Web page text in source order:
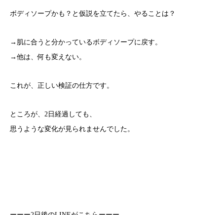
ボディソープかも？と仮説を立てたら、やることは？
→肌に合うと分かっているボディソープに戻す。
→他は、何も変えない。
これが、正しい検証の仕方です。
ところが、2日経過しても、
思うような変化が見られませんでした。